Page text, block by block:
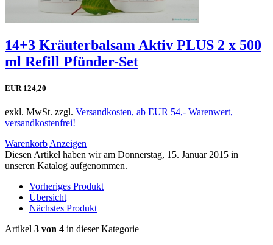
14+3 Kräuterbalsam Aktiv PLUS 2 x 500
ml Refill Pfünder-Set
EUR 124,20
exkl. MwSt. zzgl. Versandkosten, ab EUR 54,- Warenwert,
versandkostenfrei!
Warenkorb Anzeigen
Diesen Artikel haben wir am Donnerstag, 15. Januar 2015 in
unseren Katalog aufgenommen.
Vorheriges Produkt
Übersicht
Nächstes Produkt
Artikel 3 von 4 in dieser Kategorie